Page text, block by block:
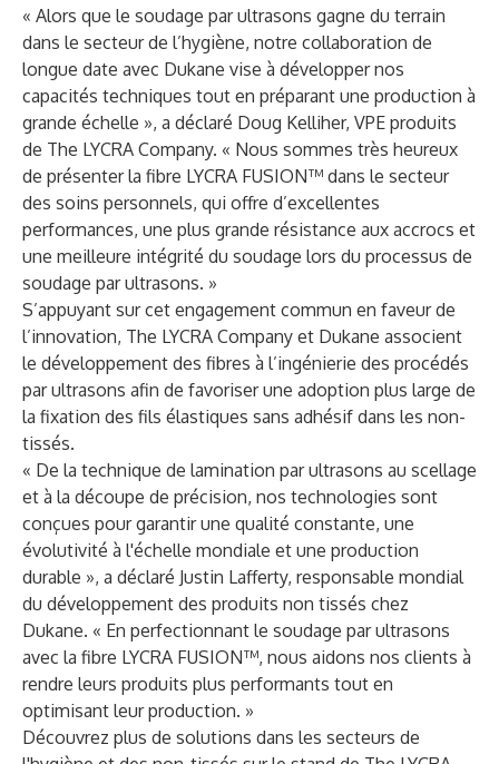
« Alors que le soudage par ultrasons gagne du terrain
dans le secteur de l’hygiène, notre collaboration de
longue date avec Dukane vise à développer nos
capacités techniques tout en préparant une production à
grande échelle », a déclaré Doug Kelliher, VPE produits
de The LYCRA Company. « Nous sommes très heureux
de présenter la fibre LYCRA FUSION™ dans le secteur
des soins personnels, qui offre d’excellentes
performances, une plus grande résistance aux accrocs et
une meilleure intégrité du soudage lors du processus de
soudage par ultrasons. »
S’appuyant sur cet engagement commun en faveur de
l’innovation, The LYCRA Company et Dukane associent
le développement des fibres à l’ingénierie des procédés
par ultrasons afin de favoriser une adoption plus large de
la fixation des fils élastiques sans adhésif dans les non-
tissés.
« De la technique de lamination par ultrasons au scellage
et à la découpe de précision, nos technologies sont
conçues pour garantir une qualité constante, une
évolutivité à l'échelle mondiale et une production
durable », a déclaré Justin Lafferty, responsable mondial
du développement des produits non tissés chez
Dukane. « En perfectionnant le soudage par ultrasons
avec la fibre LYCRA FUSION™, nous aidons nos clients à
rendre leurs produits plus performants tout en
optimisant leur production. »
Découvrez plus de solutions dans les secteurs de